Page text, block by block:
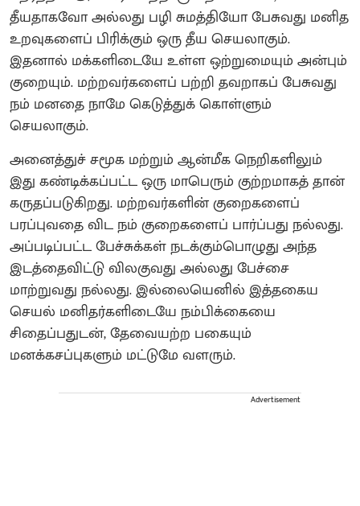
தீயதாகவோ அல்லது பழி சுமத்தியோ பேசுவது மனித
உறவுகளைப் பிரிக்கும் ஒரு தீய செயலாகும்.
இதனால் மக்களிடையே உள்ள ஒற்றுமையும் அன்பும்
குறையும். மற்றவர்களைப் பற்றி தவறாகப் பேசுவது
நம் மனதை நாமே கெடுத்துக் கொள்ளும்
செயலாகும்.
அனைத்துச் சமூக மற்றும் ஆன்மீக நெறிகளிலும்
இது கண்டிக்கப்பட்ட ஒரு மாபெரும் குற்றமாகத் தான்
கருதப்படுகிறது. மற்றவர்களின் குறைகளைப்
பரப்புவதை விட நம் குறைகளைப் பார்ப்பது நல்லது.
அப்படிப்பட்ட பேச்சுக்கள் நடக்கும்பொழுது அந்த
இடத்தைவிட்டு விலகுவது அல்லது பேச்சை
மாற்றுவது நல்லது. இல்லையெனில் இத்தகைய
செயல் மனிதர்களிடையே நம்பிக்கையை
சிதைப்பதுடன், தேவையற்ற பகையும்
மனக்கசப்புகளும் மட்டுமே வளரும்.
Advertisement